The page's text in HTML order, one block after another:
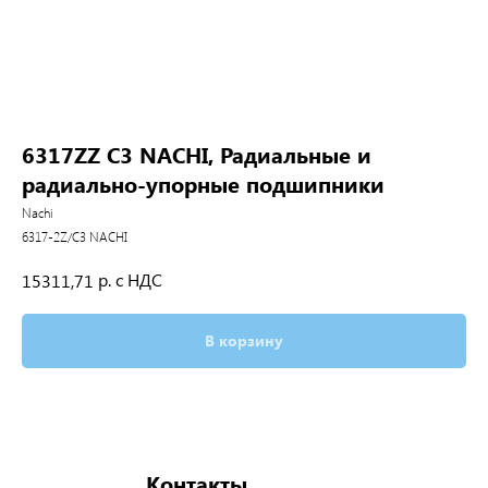
6317ZZ C3 NACHI, Радиальные и
радиально-упорные подшипники
Nachi
6317-2Z/C3 NACHI
15311,71 р. с НДС
В корзину